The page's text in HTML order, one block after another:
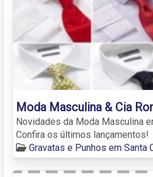
Moda Masculina & Cia
Novidades da Moda Masculina
Confira os últimos lançamentos!
Gravatas e Punhos em Santa